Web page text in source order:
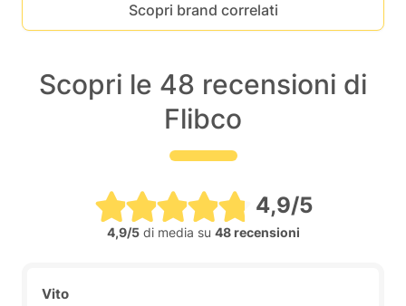
Scopri brand correlati
Scopri le 48 recensioni di
Flibco
4,9/5
4,9/5di media su 48 recensioni
Vito